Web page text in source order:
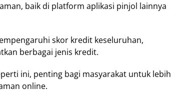
baik di platform aplikasi pinjol lainnya
skor kredit keseluruhan,
berbagai jenis kredit.
ini, penting bagi masyarakat untuk lebih
online.